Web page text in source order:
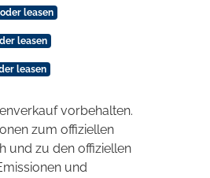
leasen
leasen
leasen
vorbehalten.
zum offiziellen
und zu den offiziellen
und